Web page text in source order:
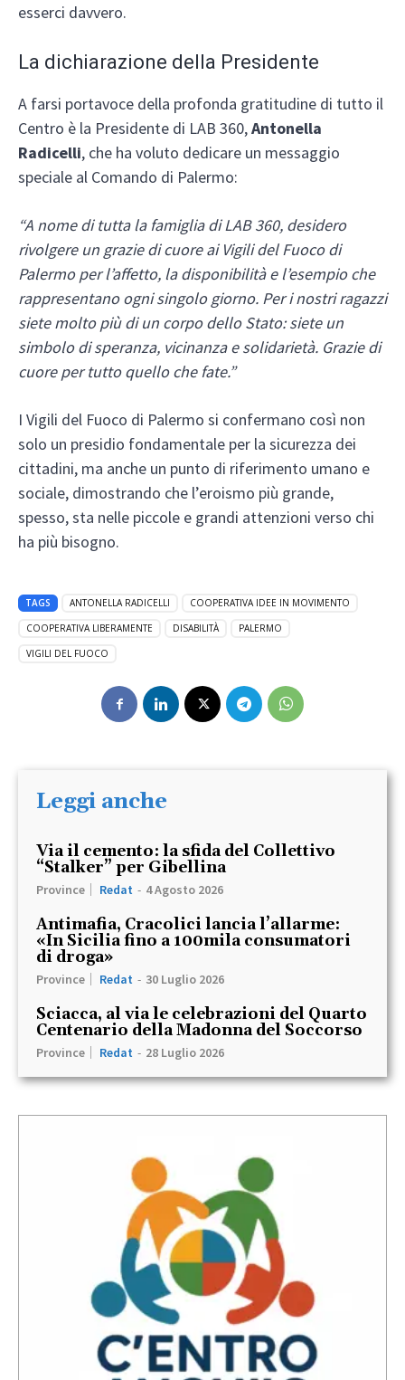
esserci davvero.
La dichiarazione della Presidente
A farsi portavoce della profonda gratitudine di tutto il
Centro è la Presidente di LAB 360,Antonella
Radicelli, che ha voluto dedicare un messaggio
speciale al Comando di Palermo:
“A nome di tutta la famiglia di LAB 360, desidero
rivolgere un grazie di cuore ai Vigili del Fuoco di
Palermo per l’affetto, la disponibilità e l’esempio che
rappresentano ogni singolo giorno. Per i nostri ragazzi
siete molto più di un corpo dello Stato: siete un
simbolo di speranza, vicinanza e solidarietà. Grazie di
cuore per tutto quello che fate.”
I Vigili del Fuoco di Palermo si confermano così non
solo un presidio fondamentale per la sicurezza dei
cittadini, ma anche un punto di riferimento umano e
sociale, dimostrando che l’eroismo più grande,
spesso, sta nelle piccole e grandi attenzioni verso chi
ha più bisogno.
TAGS ANTONELLA RADICELLI
COOPERATIVA IDEE IN MOVIMENTO
COOPERATIVA LIBERAMENTE
DISABILITÀ
PALERMO
VIGILI DEL FUOCO
Leggi anche
Via il cemento: la sfida del Collettivo
“Stalker” per Gibellina
Province Redat - 4 Agosto 2026
Antimafia, Cracolici lancia l’allarme:
«In Sicilia fino a 100mila consumatori
di droga»
Province Redat - 30 Luglio 2026
Sciacca, al via le celebrazioni del Quarto
Centenario della Madonna del Soccorso
Province Redat - 28 Luglio 2026